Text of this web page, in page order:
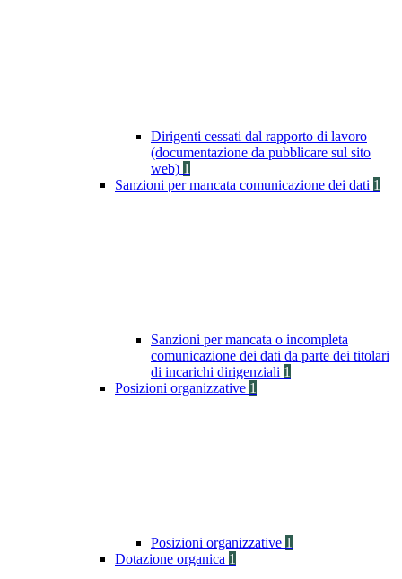
Dirigenti cessati dal rapporto di lavoro
(documentazione da pubblicare sul sito
web) 1
Sanzioni per mancata comunicazione dei dati 1
Sanzioni per mancata o incompleta
comunicazione dei dati da parte dei titolari
di incarichi dirigenziali 1
Posizioni organizzative 1
Posizioni organizzative 1
Dotazione organica 1